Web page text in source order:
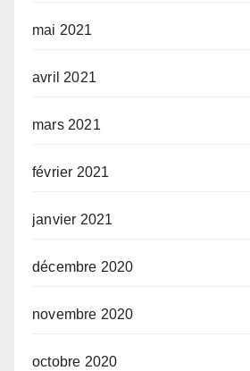
mai 2021
avril 2021
mars 2021
février 2021
janvier 2021
décembre 2020
novembre 2020
octobre 2020